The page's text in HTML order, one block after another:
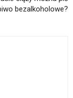
bezalkoholowe?